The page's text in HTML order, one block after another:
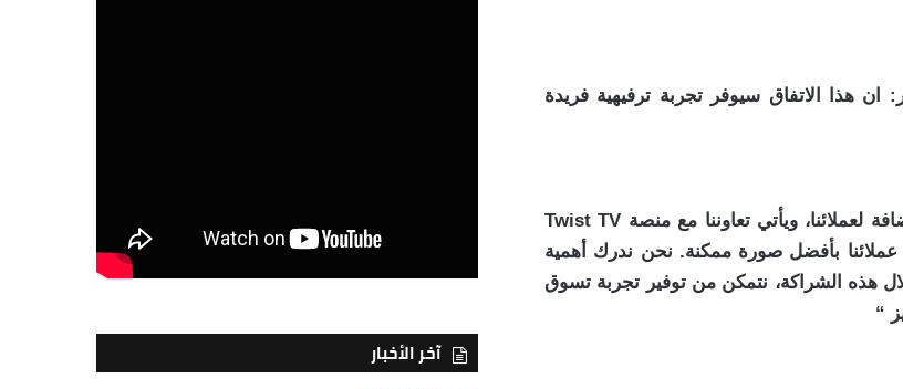
هذا الاتفاق سيوفر تجربة ترفيهية فريدة
وتابع : “نحن في جوميا نسعى باستمرار إلى تقديم قيمة مضافة لعملائنا، ويأتي تعاوننا مع منصة Twist TV
عملائنا بأفضل صورة ممكنة. نحن ندرك أهمية
هذه الشراكة، نتمكن من توفير تجربة تسوق
“
آخر الأخبار